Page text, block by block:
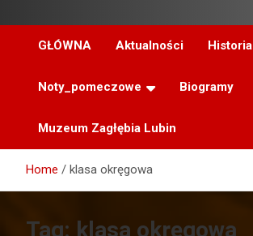
GŁÓWNA Aktualności Historia
Noty_pomeczowe Biogramy
Muzeum Zagłębia Lubin
Home klasa okręgowa
Tag: klasa okręgowa